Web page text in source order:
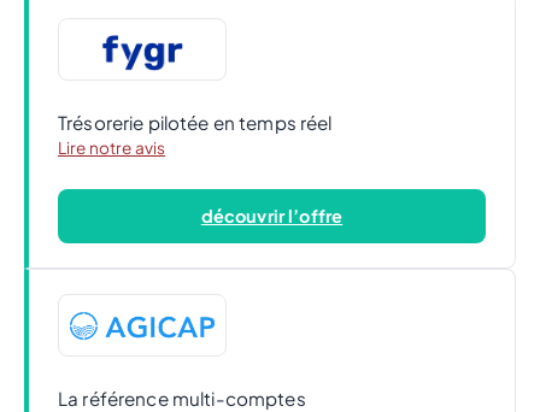
Trésorerie pilotée en temps réel
Lire notre avis
découvrir l’offre
La référence multi-comptes